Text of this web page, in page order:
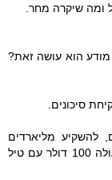
ומה שיקרה מחר.
הוא עושה זאת?
סיכונים.
להשקיע מליארדים
בכיפת ברזל - אסון, חלם! ליירט קאסם שעולה 100 דולר עם טיל